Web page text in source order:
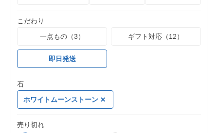
こだわり
一点もの（3）
ギフト対応（12）
即日発送
石
ホワイトムーンストーン
売り切れ